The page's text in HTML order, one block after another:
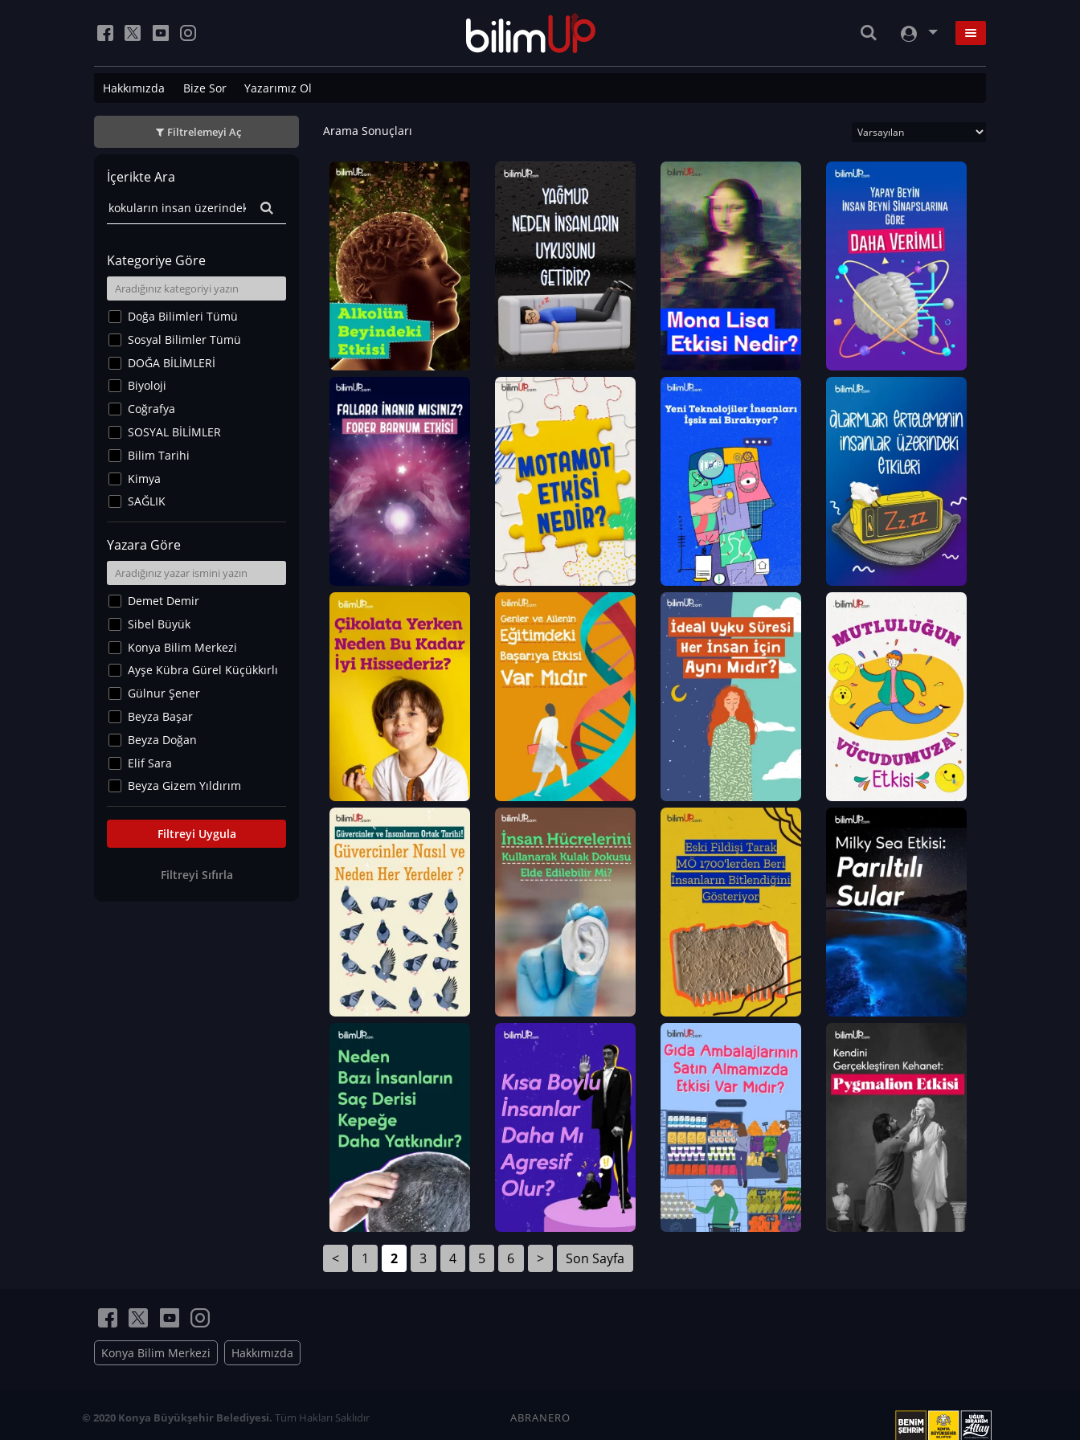
Hakkımızda Bize Sor Yazarımız Ol
Filtrelemeyi Aç
İçerikte Ara
Kategoriye Göre
Doğa Bilimleri Tümü
Sosyal Bilimler Tümü
DOĞA BİLİMLERİ
Biyoloji
Coğrafya
SOSYAL BİLİMLER
Bilim Tarihi
Kimya
SAĞLIK
Sanat Tarihi
Fizik
Yer Bilimleri
Astronomi ve Uzay
Noroloji
Matematik
Teknoloji
İklim Değişikliği
Arkeoloji
Kültür&Sanat
Yaşam Tavsiyeleri
Merakoloji
Eğitim Bilimleri
Yazara Göre
Demet Demir
Sibel Büyük
Konya Bilim Merkezi
Ayşe Kübra Gürel Küçükkırlı
Gülnur Şener
Beyza Başar
Beyza Doğan
Elif Sara
Beyza Gizem Yıldırım
İlknur İyigökler
Büşra Elif Kıvrak
Can TORUN
Filtreyi Uygula
Filtreyi Sıfırla
Arama Sonuçları
< 1 2 3 4 5 6 > Son Sayfa
Konya Bilim Merkezi Hakkımızda
© 2020 Konya Büyükşehir Belediyesi. Tüm Hakları Saklıdır ABRANERO